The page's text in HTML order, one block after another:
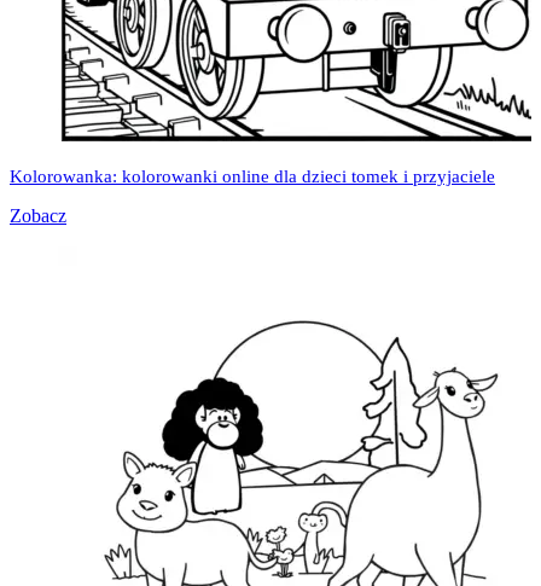
Kolorowanka: kolorowanki online dla dzieci tomek i przyjaciele
Zobacz